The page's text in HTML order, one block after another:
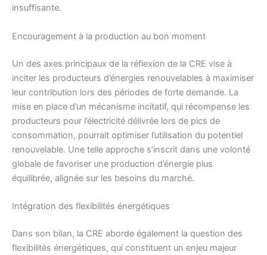
insuffisante.
Encouragement à la production au bon moment
Un des axes principaux de la réflexion de la CRE vise à
inciter les producteurs d’énergies renouvelables à maximiser
leur contribution lors des périodes de forte demande. La
mise en place d’un mécanisme incitatif, qui récompense les
producteurs pour l’électricité délivrée lors de pics de
consommation, pourrait optimiser l’utilisation du potentiel
renouvelable. Une telle approche s’inscrit dans une volonté
globale de favoriser une production d’énergie plus
équilibrée, alignée sur les besoins du marché.
Intégration des flexibilités énergétiques
Dans son bilan, la CRE aborde également la question des
flexibilités énergétiques, qui constituent un enjeu majeur